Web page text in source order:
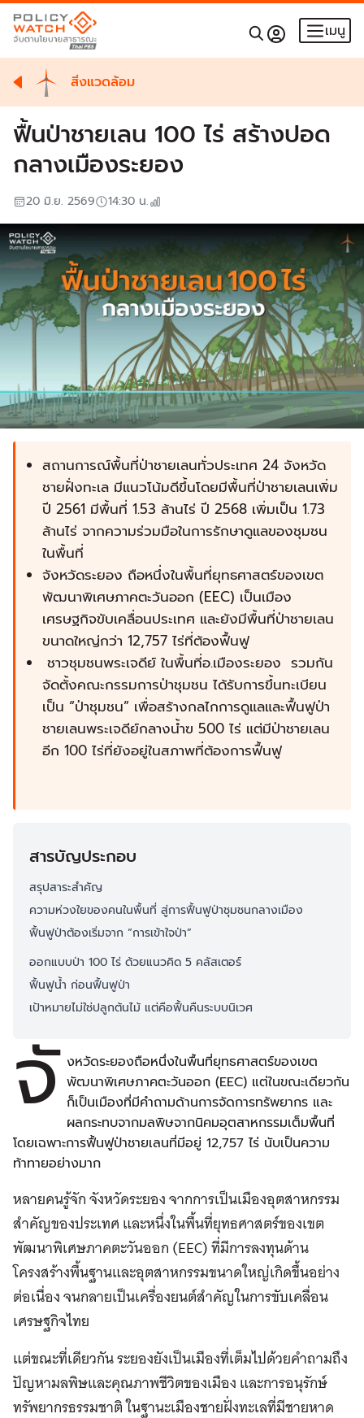
เมนู
สิ่งแวดล้อม
ฟื้นป่าชายเลน 100 ไร่ สร้างปอด
กลางเมืองระยอง
20 มิ.ย. 2569 14:30 น.
สถานการณ์พื้นที่ป่าชายเลนทั่วประเทศ 24 จังหวัด
ชายฝั่งทะเล มีแนวโน้มดีขึ้นโดยมีพื้นที่ป่าชายเลนเพิ่ม
ปี 2561 มีพื้นที่ 1.53 ล้านไร่ ปี 2568 เพิ่มเป็น 1.73
ล้านไร่ จากความร่วมมือในการรักษาดูแลของชุมชน
ในพื้นที่
จังหวัดระยอง ถือหนึ่งในพื้นที่ยุทธศาสตร์ของเขต
พัฒนาพิเศษภาคตะวันออก (EEC) เป็นเมือง
เศรษฐกิจขับเคลื่อนประเทศ และยังมีพื้นที่ป่าชายเลน
ขนาดใหญ่กว่า 12,757 ไร่ที่ต้องฟื้นฟู
ชาวชุมชนพระเจดีย์ ในพื้นที่อ.เมืองระยอง รวมกัน
จัดตั้งคณะกรรมการป่าชุมชน ได้รับการขึ้นทะเบียน
เป็น “ป่าชุมชน” เพื่อสร้างกลไกการดูแลและฟื้นฟูป่า
ชายเลนพระเจดีย์กลางน้ำฃ 500 ไร่ แต่มีป่าชายเลน
อีก 100 ไร่ที่ยังอยู่ในสภาพที่ต้องการฟื้นฟู
สารบัญประกอบ
สรุปสาระสำคัญ
ความห่วงใยของคนในพื้นที่ สู่การฟื้นฟูป่าชุมชนกลางเมือง
ฟื้นฟูป่าต้องเริ่มจาก “การเข้าใจป่า”
ออกแบบป่า 100 ไร่ ด้วยแนวคิด 5 คลัสเตอร์
ฟื้นฟูน้ำ ก่อนฟื้นฟูป่า
เป้าหมายไม่ใช่ปลูกต้นไม้ แต่คือฟื้นคืนระบบนิเวศ
จั งหวัดระยองถือหนึ่งในพื้นที่ยุทธศาสตร์ของเขต
พัฒนาพิเศษภาคตะวันออก (EEC) แต่ในขณะเดียวกัน
ก็เป็นเมืองที่มีคำถามด้านการจัดการทรัพยากร และ
ผลกระทบจากมลพิษจากนิคมอุตสาหกรรมเต็มพื้นที่
โดยเฉพาะการฟื้นฟูป่าชายเลนที่มีอยู่ 12,757 ไร่ นับเป็นความ
ท้าทายอย่างมาก
หลายคนรู้จัก จังหวัดระยอง จากการเป็นเมืองอุตสาหกรรม
สำคัญของประเทศ และหนึ่งในพื้นที่ยุทธศาสตร์ของเขต
พัฒนาพิเศษภาคตะวันออก (EEC) ที่มีการลงทุนด้าน
โครงสร้างพื้นฐานและอุตสาหกรรมขนาดใหญ่เกิดขึ้นอย่าง
ต่อเนื่อง จนกลายเป็นเครื่องยนต์สำคัญในการขับเคลื่อน
เศรษฐกิจไทย
แต่ขณะที่เดียวกัน ระยองยังเป็นเมืองที่เต็มไปด้วยคำถามถึง
ปัญหามลพิษและคุณภาพชีวิตของเมือง และการอนุรักษ์
ทรัพยากรธรรมชาติ ในฐานะเมืองชายฝั่งทะเลที่มีชายหาด